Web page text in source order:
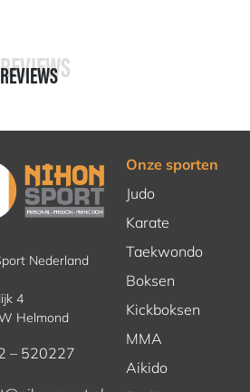
REVIEWS
REVIEWS
Nederland
4
Helmond
– 520227
Onze sporten
Judo
Karate
Taekwondo
Boksen
Kickboksen
MMA
Aikido